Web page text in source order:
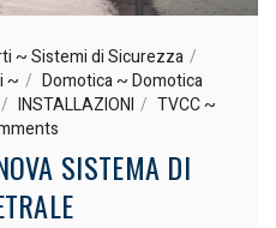
~ Sistemi di Sicurezza
~
Domotica ~ Domotica
INSTALLAZIONI
TVCC ~
SISTEMA DI